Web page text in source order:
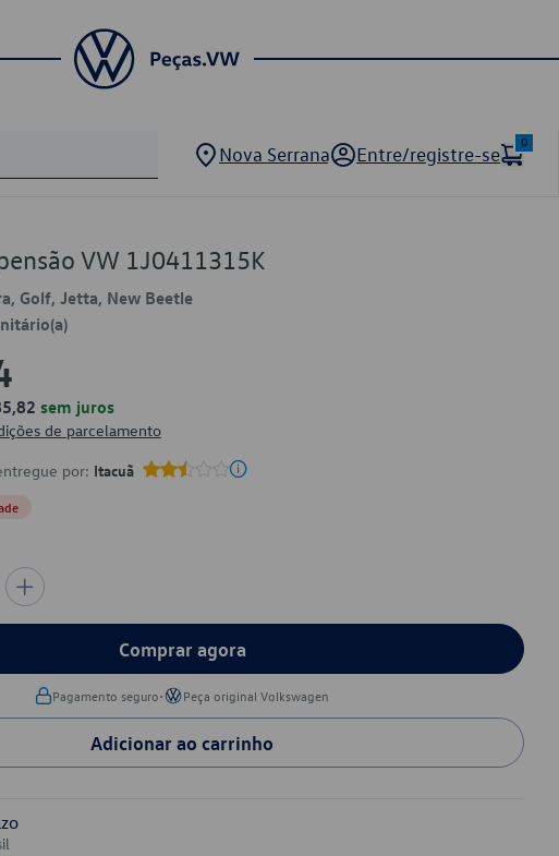
Nova Serrana Entre/registre-se
0
VW 1J0411315K
Golf, Jetta, New Beetle
sem juros
de parcelamento
por: Itacuã
Comprar agora
Pagamento seguro• Peça original Volkswagen
Adicionar ao carrinho